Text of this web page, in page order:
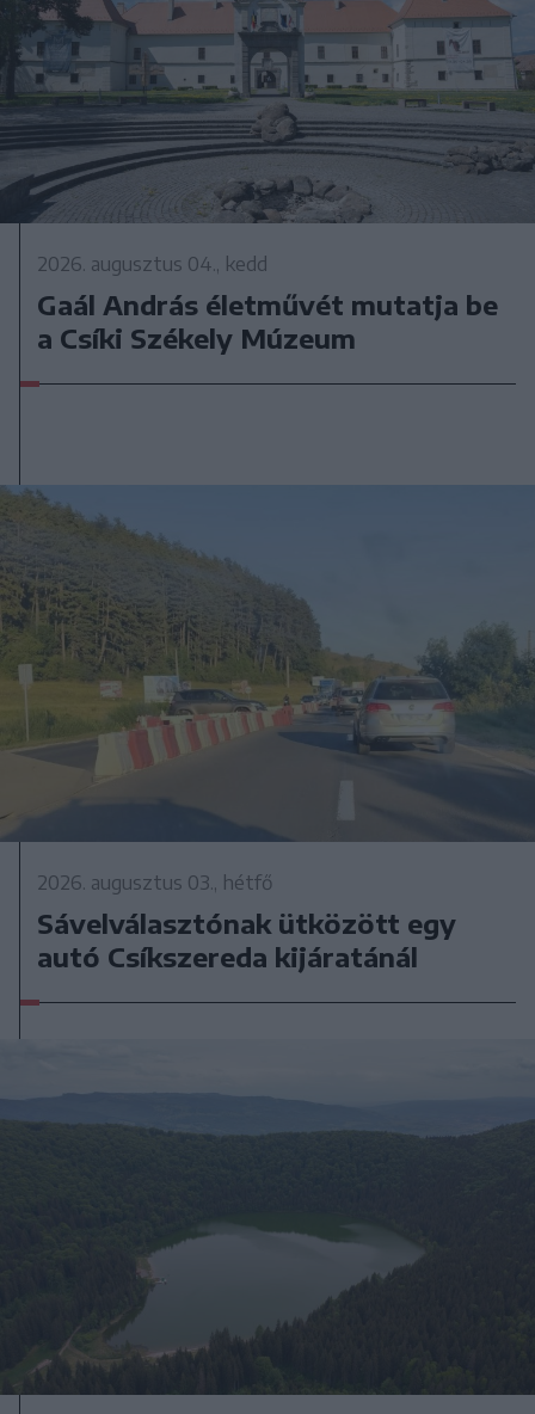
2026. augusztus 04., kedd
Gaál András életművét mutatja be
a Csíki Székely Múzeum
2026. augusztus 03., hétfő
Sávelválasztónak ütközött egy
autó Csíkszereda kijáratánál